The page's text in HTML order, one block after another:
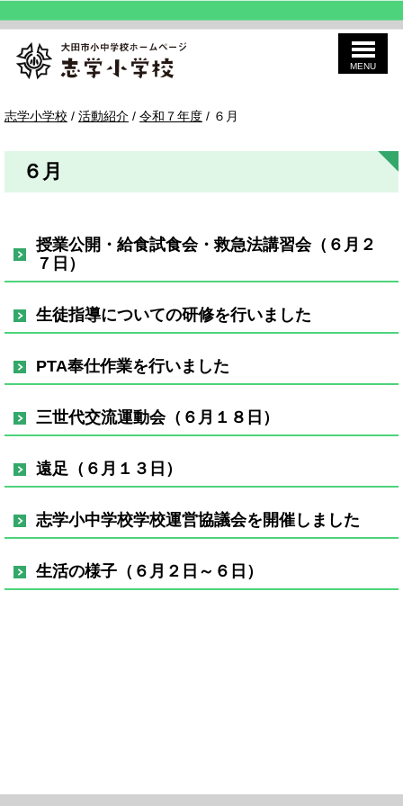
学
MENU
現
の
置：
志学小学校 / 活動紹介 / 令和７年度 / ６月
６月
授業公開・給食試食会・救急法講習会（６月２
７日）
生徒指導についての研修を行いました
PTA奉仕作業を行いました
三世代交流運動会（６月１８日）
遠足（６月１３日）
志学小中学校学校運営協議会を開催しました
生活の様子（６月２日～６日）